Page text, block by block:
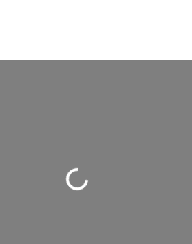
Loading...